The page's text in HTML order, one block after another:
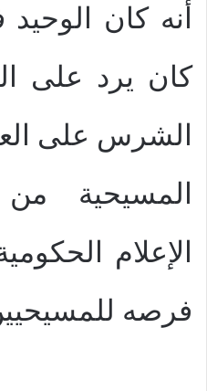
أنه كان
كان يرد على
الشرس على
المسيحية
الإعلام
فرصه